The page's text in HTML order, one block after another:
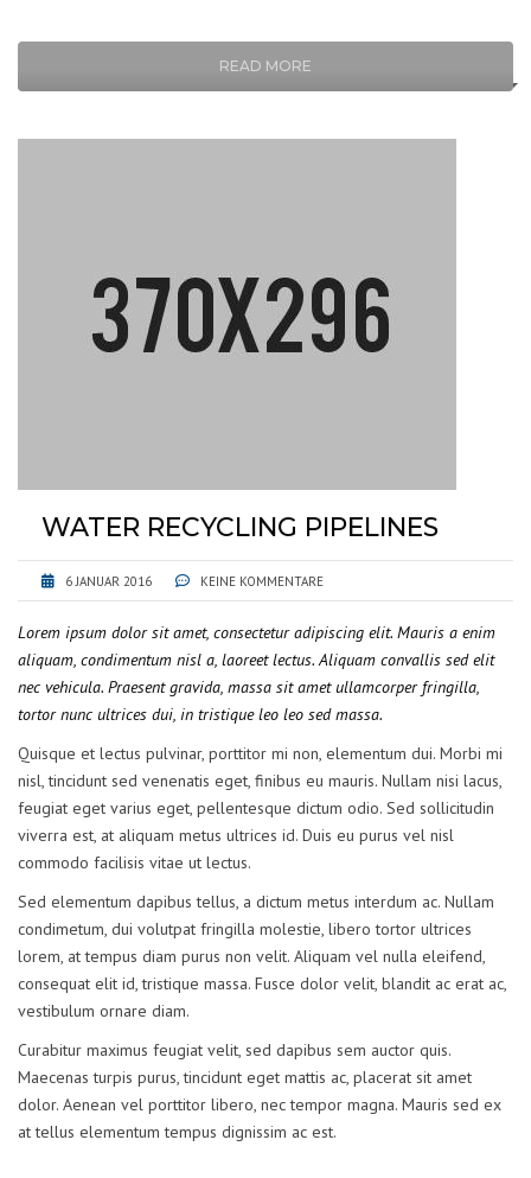
READ MORE
WATER RECYCLING PIPELINES
6 JANUAR 2016 KEINE KOMMENTARE
Lorem ipsum dolor sit amet, consectetur adipiscing elit. Mauris a enim
aliquam, condimentum nisl a, laoreet lectus. Aliquam convallis sed elit
nec vehicula. Praesent gravida, massa sit amet ullamcorper fringilla,
tortor nunc ultrices dui, in tristique leo leo sed massa.
Quisque et lectus pulvinar, porttitor mi non, elementum dui. Morbi mi
nisl, tincidunt sed venenatis eget, finibus eu mauris. Nullam nisi lacus,
feugiat eget varius eget, pellentesque dictum odio. Sed sollicitudin
viverra est, at aliquam metus ultrices id. Duis eu purus vel nisl
commodo facilisis vitae ut lectus.
Sed elementum dapibus tellus, a dictum metus interdum ac. Nullam
condimetum, dui volutpat fringilla molestie, libero tortor ultrices
lorem, at tempus diam purus non velit. Aliquam vel nulla eleifend,
consequat elit id, tristique massa. Fusce dolor velit, blandit ac erat ac,
vestibulum ornare diam.
Curabitur maximus feugiat velit, sed dapibus sem auctor quis.
Maecenas turpis purus, tincidunt eget mattis ac, placerat sit amet
dolor. Aenean vel porttitor libero, nec tempor magna. Mauris sed ex
at tellus elementum tempus dignissim ac est.